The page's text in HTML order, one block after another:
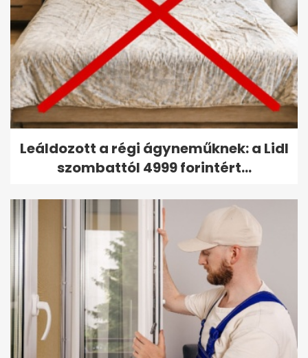
Leáldozott a régi ágyneműknek: a Lidl
szombattól 4999 forintért...